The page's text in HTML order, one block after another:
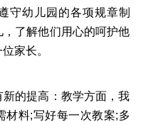
守幼儿园的各项规章制
了解他们用心的呵护他
家长。
的提高：教学方面，我
材料;写好每一次教案;多